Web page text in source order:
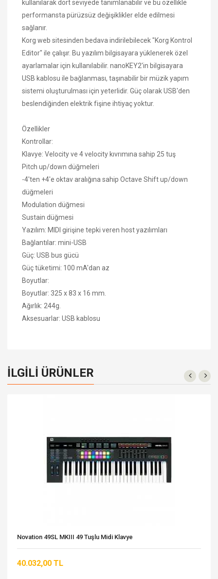
kullanılarak dört seviyede tanımlanabilir ve bu özellikle
performansta pürüzsüz değişiklikler elde edilmesi
sağlanır.
Korg web sitesinden bedava indirilebilecek "Korg Kontrol
Editor" ile çalışır. Bu yazılım bilgisayara yüklenerek özel
ayarlamalar için kullanılabilir. nanoKEY2'in bilgisayara
USB kablosu ile bağlanması, taşınabilir bir müzik yapım
sistemi oluşturulması için yeterlidir. Güç olarak USB'den
beslendiğinden elektrik fişine ihtiyaç yoktur.
Özellikler
Kontrollar:
Klavye: Velocity ve 4 velocity kıvrımına sahip 25 tuş
Pitch up/down düğmeleri
-4'ten +4'e oktav aralığına sahip Octave Shift up/down
düğmeleri
Modulation düğmesi
Sustain düğmesi
Yazılım: MIDI girişine tepki veren host yazılımları
Bağlantılar: mini-USB
Güç: USB bus gücü
Güç tüketimi: 100 mA'dan az
Boyutlar:
Boyutlar: 325 x 83 x 16 mm.
Ağırlık: 244g.
Aksesuarlar: USB kablosu
İLGILI ÜRÜNLER
Novation 49SL MKIII 49 Tuşlu Midi Klavye
40.032,00 TL